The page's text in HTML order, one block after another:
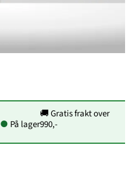
● På lager
🚚 Gratis frakt over
990,-